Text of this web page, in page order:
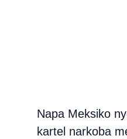
Napa Meksiko
kartel narkoba